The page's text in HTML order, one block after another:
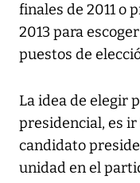
finales de 2011 o
2013 para
puestos de
La idea de elegir
presidencial, es
candidato
unidad en el